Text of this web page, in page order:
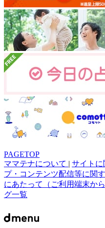
PAGETOP
ママテナについて | サイトに
プ・コンテンツ配信等に関
にあたって（ご利用端末か
グ一覧